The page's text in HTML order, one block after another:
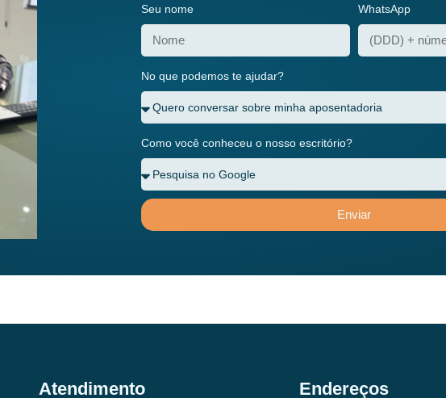
Seu nome WhatsApp
No que podemos te ajudar?
Como você conheceu o nosso escritório?
Enviar
Atendimento Endereços